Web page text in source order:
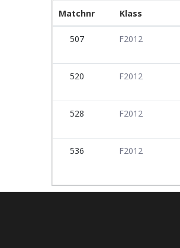
Matchnr Klass
507 F2012
520 F2012
528 F2012
536 F2012